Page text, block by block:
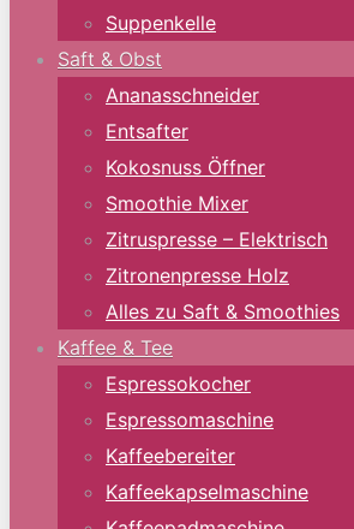
Suppenkelle
Saft & Obst
Ananasschneider
Entsafter
Kokosnuss Öffner
Smoothie Mixer
Zitruspresse – Elektrisch
Zitronenpresse Holz
Alles zu Saft & Smoothies
Kaffee & Tee
Espressokocher
Espressomaschine
Kaffeebereiter
Kaffeekapselmaschine